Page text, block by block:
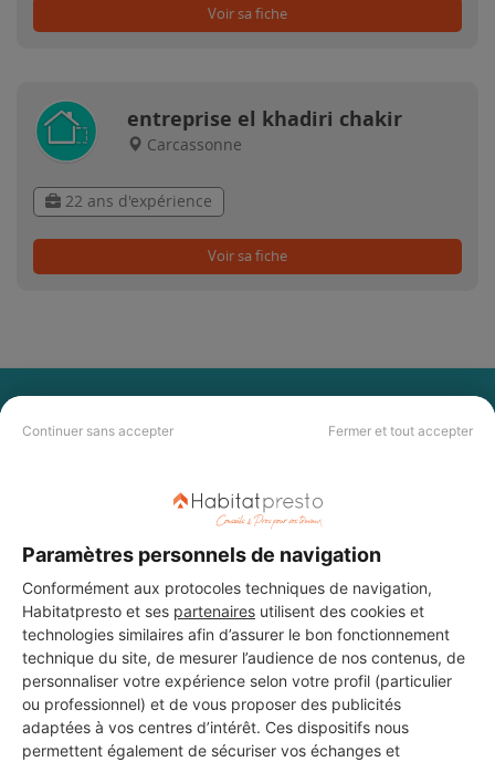
Continuer sans accepter Fermer et tout accepter
Paramètres personnels de navigation
Conformément aux protocoles techniques de navigation,
Habitatpresto et ses partenaires utilisent des cookies et
technologies similaires afin d’assurer le bon fonctionnement
technique du site, de mesurer l’audience de nos contenus, de
personnaliser votre expérience selon votre profil (particulier
ou professionnel) et de vous proposer des publicités
adaptées à vos centres d’intérêt. Ces dispositifs nous
permettent également de sécuriser vos échanges et
Voir sa fiche
entreprise el khadiri chakir
Carcassonne
22 ans d'expérience
Voir sa fiche
PAS LE TEMPS DE
CHERCHER ?
Vous souhaitez réaliser des travaux et ne savez quel professionnel
auprès de notre réseau de 5 000
professionnels partout en France.
DEMANDER UN DEVIS